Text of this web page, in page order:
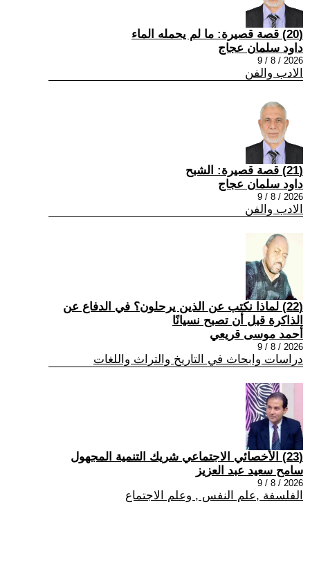
(20) قصة قصيرة: ما لم يحمله الماء
داود سلمان عجاج
2026 / 8 / 9
الادب والفن
(21) قصة قصيرة: الشبح
داود سلمان عجاج
2026 / 8 / 9
الادب والفن
(22) لماذا نكتب عن الذين يرحلون؟ في الدفاع عن
الذاكرة قبل أن تصبح نسيانًا
أحمد موسى قريعي
2026 / 8 / 9
دراسات وابحاث في التاريخ والتراث واللغات
(23) الأخصائي الاجتماعي شريك التنمية المجهول
سامح سعيد عبد العزيز
2026 / 8 / 9
الفلسفة ,علم النفس , وعلم الاجتماع